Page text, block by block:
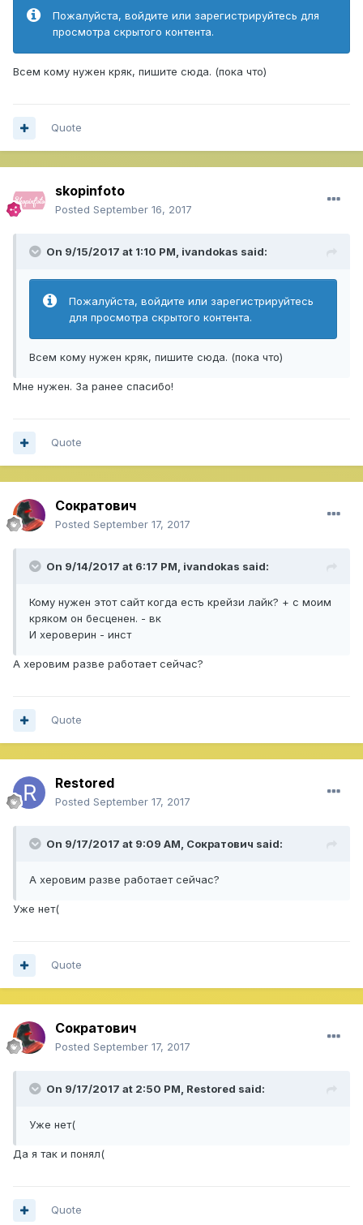
Пожалуйста, войдите или зарегистрируйтесь для
просмотра скрытого контента.
Всем кому нужен кряк, пишите сюда. (пока что)
Quote
skopinfoto
Posted September 16, 2017
On 9/15/2017 at 1:10 PM, ivandokas said:
Пожалуйста, войдите или зарегистрируйтесь
для просмотра скрытого контента.
Всем кому нужен кряк, пишите сюда. (пока что)
Мне нужен. За ранее спасибо!
Quote
Сократович
Posted September 17, 2017
On 9/14/2017 at 6:17 PM, ivandokas said:
Кому нужен этот сайт когда есть крейзи лайк? + с моим
кряком он бесценен. - вк
И хероверин - инст
А херовим разве работает сейчас?
Quote
Restored
Posted September 17, 2017
On 9/17/2017 at 9:09 AM, Сократович said:
А херовим разве работает сейчас?
Уже нет(
Quote
Сократович
Posted September 17, 2017
On 9/17/2017 at 2:50 PM, Restored said:
Уже нет(
Да я так и понял(
Quote